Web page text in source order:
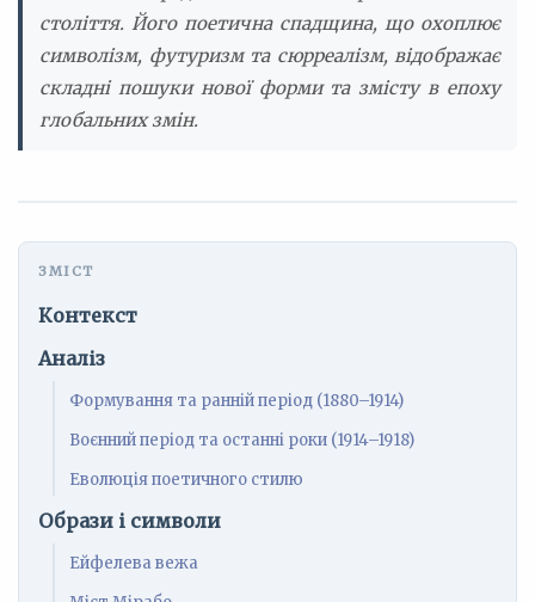
століття. Його поетична спадщина, що охоплює
символізм, футуризм та сюрреалізм, відображає
складні пошуки нової форми та змісту в епоху
глобальних змін.
Контекст
Аналіз
Формування та ранній період (1880–1914)
Воєнний період та останні роки (1914–1918)
Еволюція поетичного стилю
Образи і символи
Ейфелева вежа